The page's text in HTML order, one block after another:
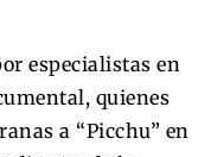
especialistas en
quienes
a “Picchu” en